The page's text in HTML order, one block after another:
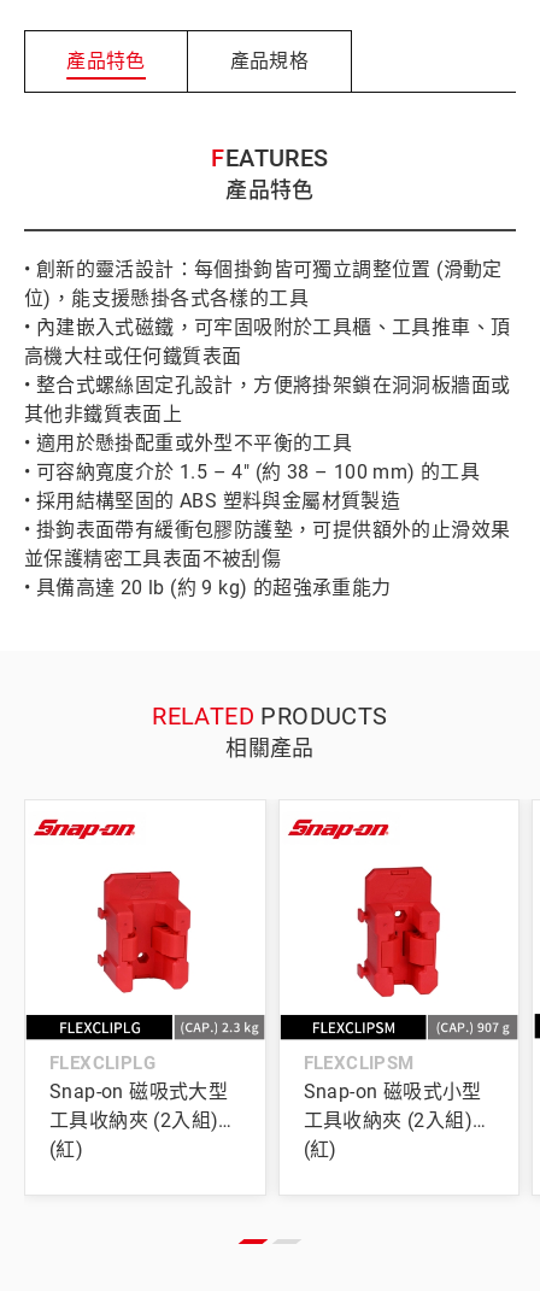
產品特色 產品規格
FEATURES
產品特色
• 創新的靈活設計：每個掛鉤皆可獨立調整位置 (滑動定
位)，能支援懸掛各式各樣的工具
• 內建嵌入式磁鐵，可牢固吸附於工具櫃、工具推車、頂
高機大柱或任何鐵質表面
• 整合式螺絲固定孔設計，方便將掛架鎖在洞洞板牆面或
其他非鐵質表面上
• 適用於懸掛配重或外型不平衡的工具
• 可容納寬度介於 1.5 – 4" (約 38 – 100 mm) 的工具
• 採用結構堅固的 ABS 塑料與金屬材質製造
• 掛鉤表面帶有緩衝包膠防護墊，可提供額外的止滑效果
並保護精密工具表面不被刮傷
• 具備高達 20 lb (約 9 kg) 的超強承重能力
RELATED PRODUCTS
相關產品
FLEXCLIPLG
Snap-on 磁吸式大型
工具收納夾 (2入組)
(紅)
FLEXCLIPSM
Snap-on 磁吸式小型
工具收納夾 (2入組)
(紅)